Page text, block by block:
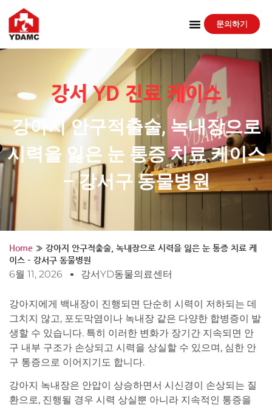
문의하기
강서 YD 진료 케이스
강아지 안구적출술, 녹내장으로
시력을 잃은 눈 통증 치료 케이스
– 강서구 동물병원
Home » 강아지 안구적출술, 녹내장으로 시력을 잃은 눈 통증 치료 케
이스 – 강서구 동물병원
6월 11, 2026 강서YD동물의료센터
강아지에게 백내장이 진행되면 단순히 시력이 저하되는 데
그치지 않고, 포도막염이나 녹내장 같은 다양한 합병증이 발
생할 수 있습니다. 특히 이러한 변화가 장기간 지속되면 안
구 내부 구조가 손상되고 시력을 상실할 수 있으며, 심한 안
구 통증으로 이어지기도 합니다.
강아지 녹내장은 안압이 상승하면서 시신경이 손상되는 질
환으로, 진행될 경우 시력 상실뿐 아니라 지속적인 통증을